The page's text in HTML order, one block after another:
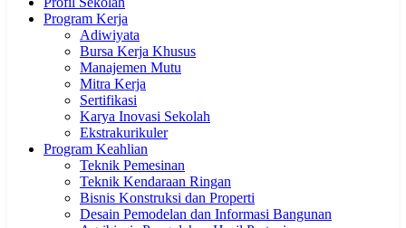
Program Kerja
Adiwiyata
Bursa Kerja Khusus
Manajemen Mutu
Mitra Kerja
Sertifikasi
Karya Inovasi Sekolah
Ekstrakurikuler
Program Keahlian
Teknik Pemesinan
Teknik Kendaraan Ringan
Bisnis Konstruksi dan Properti
Desain Pemodelan dan Informasi Bangunan